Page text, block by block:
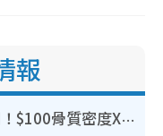
報
港大推賽馬會強化骨骼計劃！$100骨質密度X光檢查 完成免費運動訓練送超市禮券！附參加資格